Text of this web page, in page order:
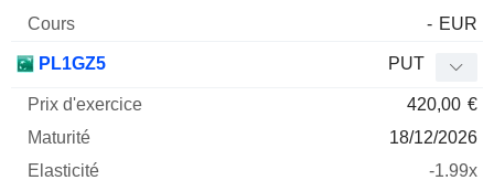
- EUR
PL1GZ5 PUT
420,00 €
18/12/2026
-1.99x